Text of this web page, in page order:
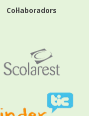
Col·laboradors